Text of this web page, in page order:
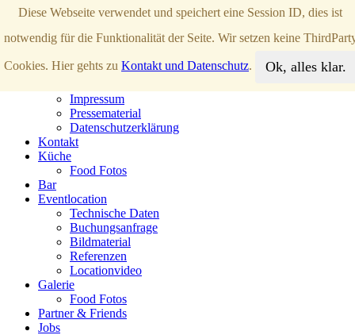
Englisch
Das Oxymoron
Impressum
Pressematerial
Datenschutzerklärung
Kontakt
Küche
Food Fotos
Bar
Eventlocation
Technische Daten
Buchungsanfrage
Bildmaterial
Referenzen
Locationvideo
Galerie
Food Fotos
Partner & Friends
Jobs
Diese Webseite verwendet und speichert eine Session ID, dies ist
notwendig für die Funktionalität der Seite. Wir setzen keine
Cookies. Hier gehts zu Kontakt und Datenschutz. Ok, alles klar.